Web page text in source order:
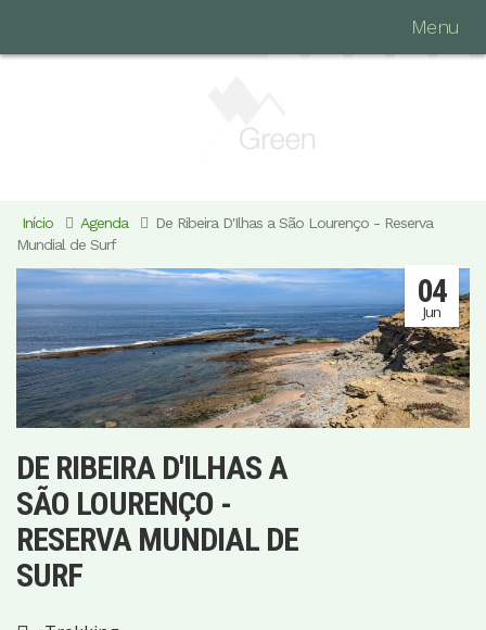
Menu
Início Agenda
De Ribeira D'Ilhas a São Lourenço - Reserva
Mundial de Surf
DE RIBEIRA D'ILHAS A
SÃO LOURENÇO -
RESERVA MUNDIAL DE
SURF
04
Jun